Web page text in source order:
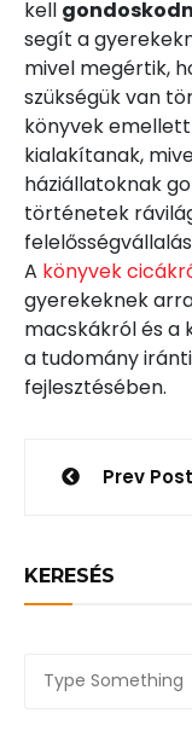
kell
segít a
mivel megértik,
szükségük van
könyvek emellett
kialakítanak,
háziállatoknak
történetek
A könyvek
gyerekeknek
macskákról és a
a tudomány
fejlesztésében.
Prev Post
KERESÉS